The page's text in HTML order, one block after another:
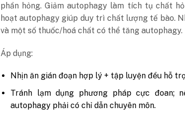
phần hỏng. Giảm autophagy làm tích tụ chất
hoạt autophagy giúp duy trì chất lượng tế bào.
và một số thuốc/hoá chất có thể tăng autophagy.
Áp dụng:
Nhịn ăn gián đoạn hợp lý + tập luyện đều hỗ
Tránh lạm dụng phương pháp cực đoan;
autophagy phải có chỉ dẫn chuyên môn.